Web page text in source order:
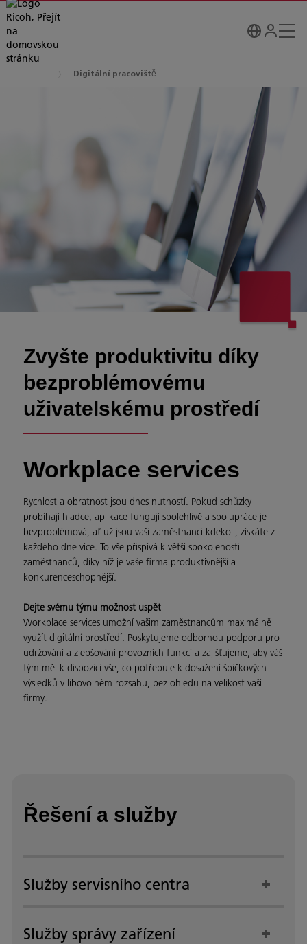
Digitální pracoviště
Zvyšte produktivitu díky
bezproblémovému
uživatelskému prostředí
Workplace services
Rychlost a obratnost jsou dnes nutností. Pokud schůzky
probíhají hladce, aplikace fungují spolehlivě a spolupráce je
bezproblémová, ať už jsou vaši zaměstnanci kdekoli, získáte z
každého dne více. To vše přispívá k větší spokojenosti
zaměstnanců, díky níž je vaše firma produktivnější a
konkurenceschopnější.
Dejte svému týmu možnost uspět
Workplace services umožní vašim zaměstnancům maximálně
využít digitální prostředí. Poskytujeme odbornou podporu pro
udržování a zlepšování provozních funkcí a zajišťujeme, aby váš
tým měl k dispozici vše, co potřebuje k dosažení špičkových
výsledků v libovolném rozsahu, bez ohledu na velikost vaší
firmy.
Řešení a služby
Služby servisního centra
Služby správy zařízení